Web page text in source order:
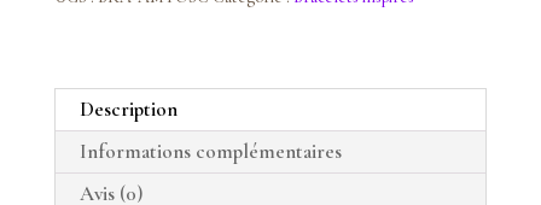
Description
Informations complémentaires
Avis (0)